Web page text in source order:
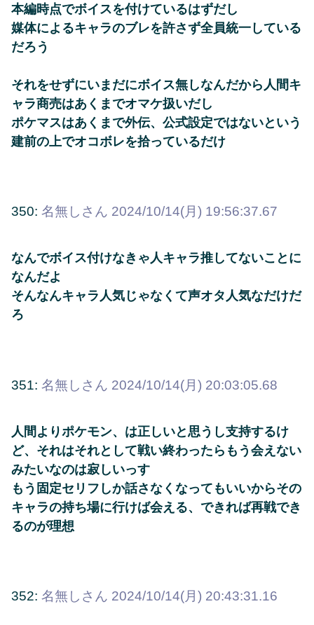
本編時点でボイスを付けているはずだし
媒体によるキャラのブレを許さず全員統一している
だろう
それをせずにいまだにボイス無しなんだから人間キ
ャラ商売はあくまでオマケ扱いだし
ポケマスはあくまで外伝、公式設定ではないという
建前の上でオコボレを拾っているだけ
350: 名無しさん 2024/10/14(月) 19:56:37.67
なんでボイス付けなきゃ人キャラ推してないことに
なんだよ
そんなんキャラ人気じゃなくて声オタ人気なだけだ
ろ
351: 名無しさん 2024/10/14(月) 20:03:05.68
人間よりポケモン、は正しいと思うし支持するけ
ど、それはそれとして戦い終わったらもう会えない
みたいなのは寂しいっす
もう固定セリフしか話さなくなってもいいからその
キャラの持ち場に行けば会える、できれば再戦でき
るのが理想
352: 名無しさん 2024/10/14(月) 20:43:31.16